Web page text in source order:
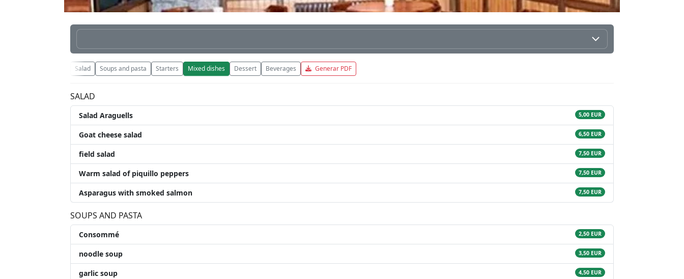
Salad Soups and pasta Starters Mixed dishes Dessert Beverages Generar PDF
SALAD
Salad Araguells 5,00 EUR
Goat cheese salad 6,50 EUR
field salad 7,50 EUR
Warm salad of piquillo peppers 7,50 EUR
Asparagus with smoked salmon 7,50 EUR
SOUPS AND PASTA
Consommé 2,50 EUR
noodle soup 3,50 EUR
garlic soup 4,50 EUR